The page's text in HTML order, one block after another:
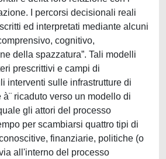
I percorsi decisionali reali
ed interpretati mediante alcuni
cognitivo,
della spazzatura”. Tali modelli
prescrittivi e campi di
interventi sulle infrastrutture di
ricaduto verso un modello di
gli attori del processo
per scambiarsi quattro tipi di
finanziarie, politiche (o
all'interno del processo